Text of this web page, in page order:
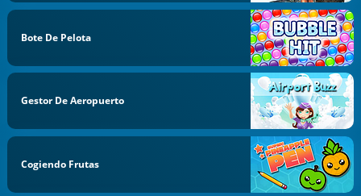
Bote De Pelota
Gestor De Aeropuerto
Cogiendo Frutas